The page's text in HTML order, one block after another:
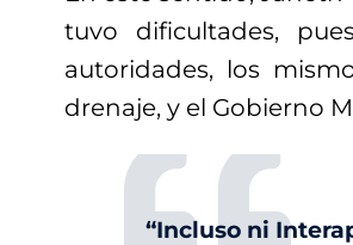
tuvo dificultades,
autoridades, los
drenaje, y el Gobierno
“Incluso ni